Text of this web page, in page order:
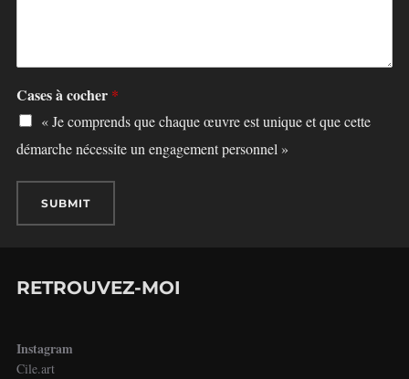
Cases à cocher *
« Je comprends que chaque œuvre est unique et que cette
démarche nécessite un engagement personnel »
SUBMIT
RETROUVEZ-MOI
Instagram
Cile.art